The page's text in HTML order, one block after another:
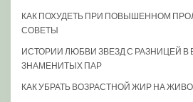
КАК ПОХУДЕТЬ ПРИ ПОВЫШЕННОМ
СОВЕТЫ
ИСТОРИИ ЛЮБВИ ЗВЕЗД С РАЗНИЦЕЙ В
ЗНАМЕНИТЫХ ПАР
КАК УБРАТЬ ВОЗРАСТНОЙ ЖИР НА